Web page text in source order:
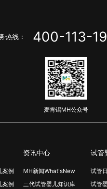
热线： 400-113-
麦肯锡MH公众号
案例
案例
资讯中心
MH新闻What'sNew
三代试管婴儿知识库
试管
试管
试管